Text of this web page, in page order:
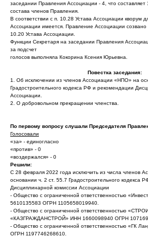
заседании Правления Ассоциации - 4, что составляет
состава членов Правления.
В соответствии с п. 10.28 Устава Ассоциации кворум
Ассоциации имеется. Правление Ассоциации созвано
10.20 Устава Ассоциации.
Функции Секретаря на заседании Правления
за подсчет
голосов выполняла Кокорина Ксения Юрьевна.
Повестка заседания:
1. Об исключении из членов Ассоциации «НПО» на
Градостроительного кодекса РФ и рекомендации
Ассоциации.
2. О добровольном прекращении членства.
По первому вопросу слушали Председателя
Голосовали
«за» - единогласно
«против» - 0
«воздержался» - 0
Решили:
С 28 февраля 2022 года исключить из числа членов
основании ч. 2 ст. 55.7 Градостроительного кодекса
Дисциплинарной комиссии Ассоциации
- Общество с ограниченной ответственностью
5610135583 ОГРН 1105658019940.
- Общество с ограниченной ответственностью
«КАЗГРАЖДАНСТРОЙ» ИНН 1660098940 ОГРН
- Общество с ограниченной ответственностью «ГК
ОГРН 1197746268610.